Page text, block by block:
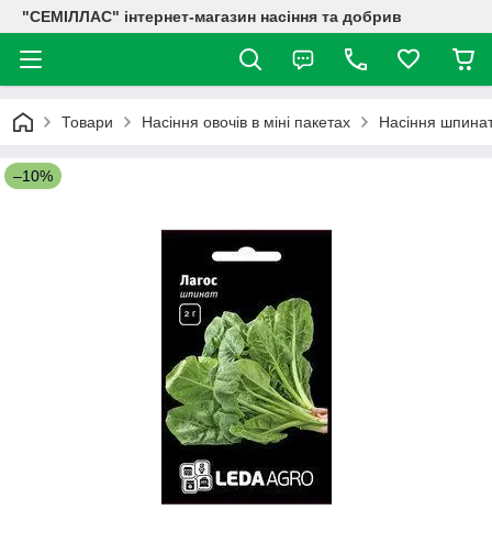
"СЕМІЛЛАС" інтернет-магазин насіння та добрив
Товари Насіння овочів в міні пакетах Насіння
–10%